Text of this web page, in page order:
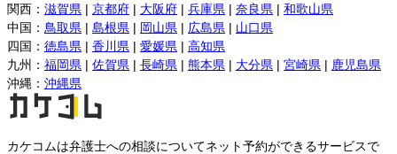
関西 ： 滋賀県 | 京都府 | 大阪府 | 兵庫県 | 奈良県 | 和歌山県
中国 ： 鳥取県 | 島根県 | 岡山県 | 広島県 | 山口県
四国 ： 徳島県 | 香川県 | 愛媛県 | 高知県
九州 ： 福岡県 | 佐賀県 | 長崎県 | 熊本県 | 大分県 | 宮崎県 | 鹿児島県
沖縄 ： 沖縄県
カケコムは弁護士への相談についてネット予約ができるサービスで